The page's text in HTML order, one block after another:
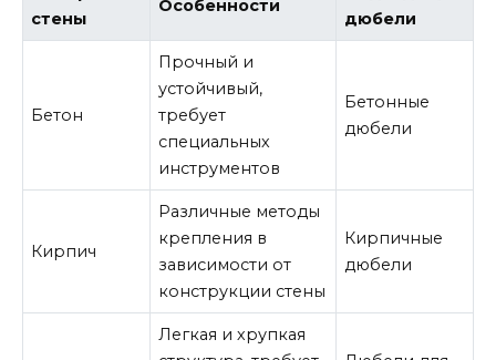
стены
Особенности
дюбели
Бетон
Прочный и
устойчивый,
требует
специальных
инструментов
Бетонные
дюбели
Кирпич
Различные методы
крепления в
зависимости от
конструкции стены
Кирпичные
дюбели
Легкая и хрупкая